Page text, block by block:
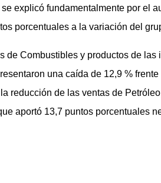
explicó fundamentalmente por el
porcentuales a la variación del
de Combustibles y productos de
una caída de 12,9 %
reducción de las ventas de
aportó 13,7 puntos porcentuales